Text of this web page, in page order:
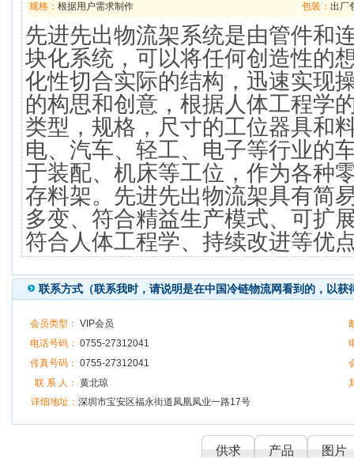
规格： 根据用户需求制作 包装： 出厂
先进先出物流架系统是由管件和
块化系统，可以将任何创造性的
化性切合实际的结构，迅速实现
的构思和创意，根据人体工程学
类型，规格，尺寸的工位器具和
电、汽车、轻工、电子等行业的
于装配、机床等工位，作为各种
存料架。先进先出物流架具有简
多变、符合精益生产模式、可扩
符合人体工程学、持续改进等优
联系方式（联系我时，请说明是在中国冷链物流网看到的，以获
会员类型： VIP会员
电话号码： 0755-27312041
传真号码： 0755-27312041
联 系 人： 黄北琼
详细地址： 深圳市宝安区福永街道凤凰凤业一路17号
供求 产品 图片